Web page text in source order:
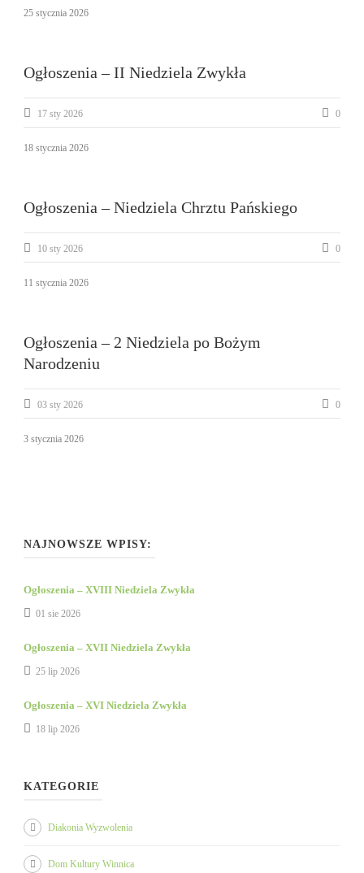
25 stycznia 2026
Ogłoszenia – II Niedziela Zwykła
17 sty 2026 0
18 stycznia 2026
Ogłoszenia – Niedziela Chrztu Pańskiego
10 sty 2026 0
11 stycznia 2026
Ogłoszenia – 2 Niedziela po Bożym
Narodzeniu
03 sty 2026 0
3 stycznia 2026
NAJNOWSZE WPISY:
Ogłoszenia – XVIII Niedziela Zwykła
01 sie 2026
Ogłoszenia – XVII Niedziela Zwykła
25 lip 2026
Ogłoszenia – XVI Niedziela Zwykła
18 lip 2026
KATEGORIE
Diakonia Wyzwolenia
Dom Kultury Winnica